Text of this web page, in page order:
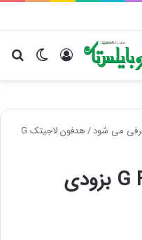
تغییر ورود
/
هدفون لاجیتک G
هدفون لاجیتک G FITS بزودی